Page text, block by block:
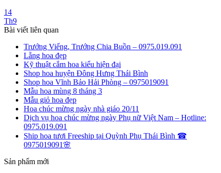
14
Th9
Bài viết liên quan
Trướng Viếng, Trướng Chia Buồn – 0975.019.091
Lẵng hoa đẹp
Kỹ thuật cắm hoa kiểu hiện đại
Shop hoa huyện Đông Hưng Thái Bình
Shop hoa Vĩnh Bảo Hải Phòng – 0975019091
Mẫu hoa mùng 8 tháng 3
Mẫu giỏ hoa đẹp
Hoa chúc mừng ngày nhà giáo 20/11
Dịch vụ hoa chúc mừng ngày Phụ nữ Việt Nam – Hotline:
0975.019.091
Ship hoa tươi Freeship tại Quỳnh Phụ Thái Bình ☎
0975019091🌸
Sản phẩm mới